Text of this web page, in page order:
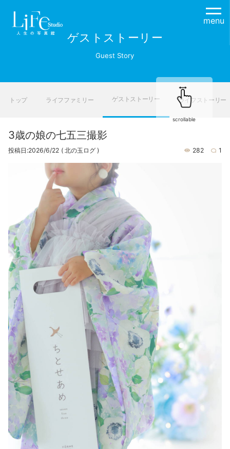
menu
ゲストストーリー
Guest Story
トップ ライフファミリー ゲストストーリー ライフストーリー
scrollable
3歳の娘の七五三撮影
投稿日:2026/6/22 ( 北の玉ログ ) 282 1